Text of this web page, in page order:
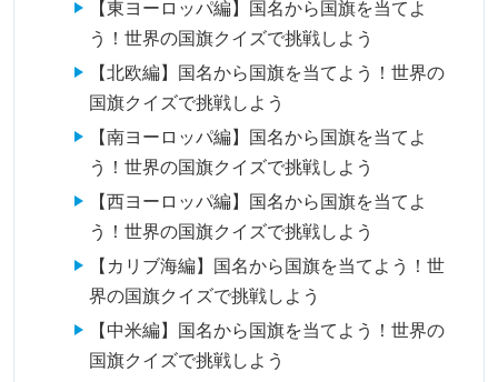
【東ヨーロッパ編】国名から国旗を当てよ
う！世界の国旗クイズで挑戦しよう
【北欧編】国名から国旗を当てよう！世界の
国旗クイズで挑戦しよう
【南ヨーロッパ編】国名から国旗を当てよ
う！世界の国旗クイズで挑戦しよう
【西ヨーロッパ編】国名から国旗を当てよ
う！世界の国旗クイズで挑戦しよう
【カリブ海編】国名から国旗を当てよう！世
界の国旗クイズで挑戦しよう
【中米編】国名から国旗を当てよう！世界の
国旗クイズで挑戦しよう